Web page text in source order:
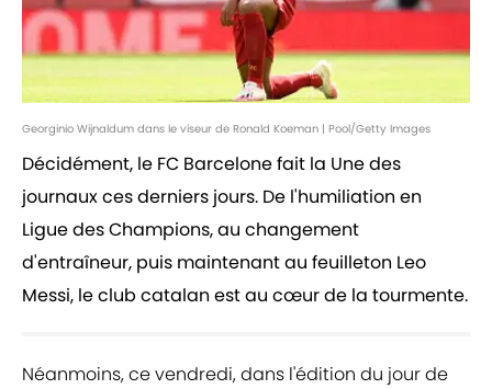
Georginio Wijnaldum dans le viseur de Ronald Koeman | Pool/Getty Images
Décidément, le FC Barcelone fait la Une des
journaux ces derniers jours. De l'humiliation en
Ligue des Champions, au changement
d'entraîneur, puis maintenant au feuilleton Leo
Messi, le club catalan est au cœur de la tourmente.
Néanmoins, ce vendredi, dans l'édition du jour de